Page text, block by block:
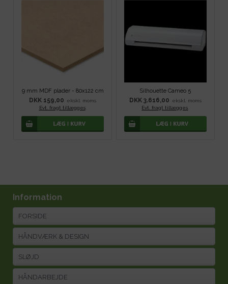
9 mm MDF plader - 80x122 cm
DKK 159,00
ekskl. moms
Evt. fragt tillægges.
Silhouette Cameo 5
DKK 3.616,00
ekskl. moms
Evt. fragt tillægges
Information
FORSIDE
HÅNDVÆRK & DESIGN
SLØJD
HÅNDARBEJDE